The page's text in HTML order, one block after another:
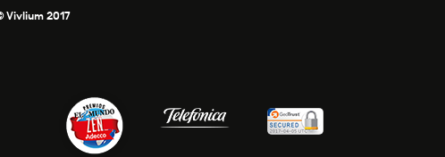
Vivlium 2017